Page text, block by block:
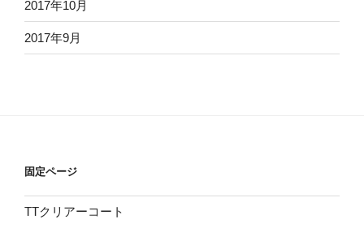
2017年10月
2017年9月
固定ページ
TTクリアーコート